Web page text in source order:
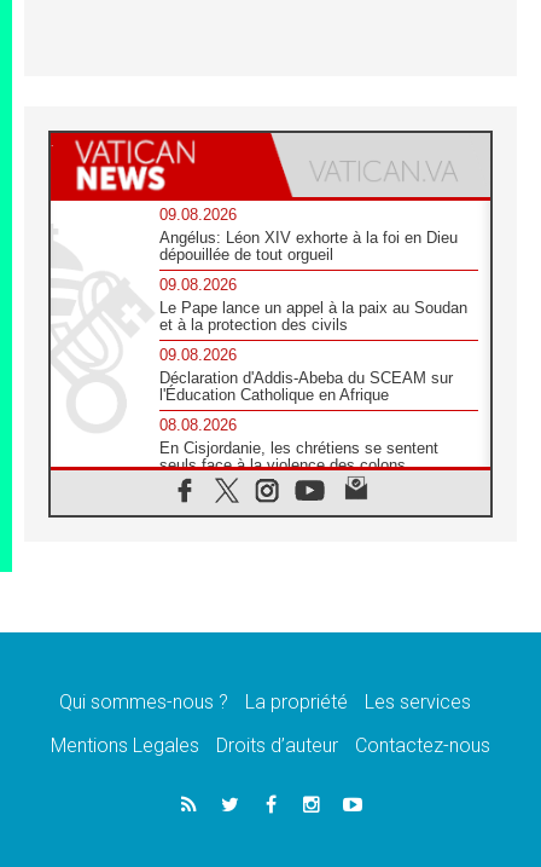
09.08.2026
Angélus: Léon XIV exhorte à la foi en Dieu
dépouillée de tout orgueil
09.08.2026
Le Pape lance un appel à la paix au Soudan
et à la protection des civils
09.08.2026
Déclaration d'Addis-Abeba du SCEAM sur
l'Éducation Catholique en Afrique
08.08.2026
En Cisjordanie, les chrétiens se sentent
seuls face à la violence des colons
08.08.2026
Léon XIV au sanctuaire de Notre Dame du
08.08.2026
08.08.2026
catholiques
Au Bangladesh, l'Église accompagne les
Dalits sur le chemin de la dignité
Qui sommes-nous ? La propriété
Les services
Mentions Legales
Droits d’auteur Contactez-nous